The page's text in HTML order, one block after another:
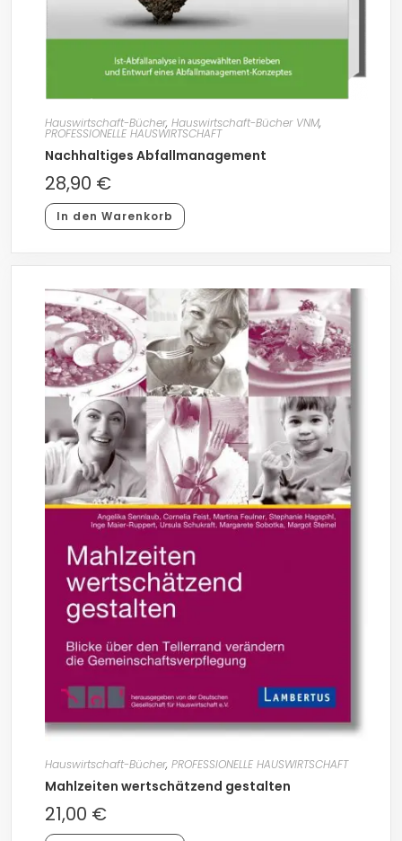
Hauswirtschaft-Bücher, Hauswirtschaft-Bücher VNM,
PROFESSIONELLE HAUSWIRTSCHAFT
Nachhaltiges Abfallmanagement
28,90 €
In den Warenkorb
Hauswirtschaft-Bücher, PROFESSIONELLE HAUSWIRTSCHAFT
Mahlzeiten wertschätzend gestalten
21,00 €